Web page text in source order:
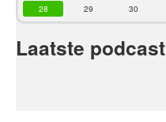
28
29 30
Laatste podcast